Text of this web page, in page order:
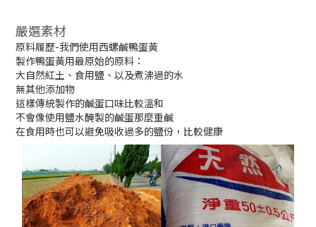
嚴選素材
原料履歷-我們使用西螺鹹鴨蛋黃
製作鴨蛋黃用最原始的原料：
大自然紅土、食用鹽、以及煮沸過的水
無其他添加物
這樣傳統製作的鹹蛋口味比較溫和
不會像使用鹽水醃製的鹹蛋那麼重鹹
在食用時也可以避免吸收過多的鹽份，比較健康